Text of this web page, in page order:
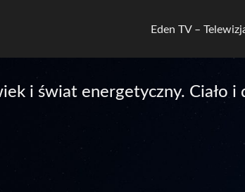
Eden TV –
i świat energetyczny.